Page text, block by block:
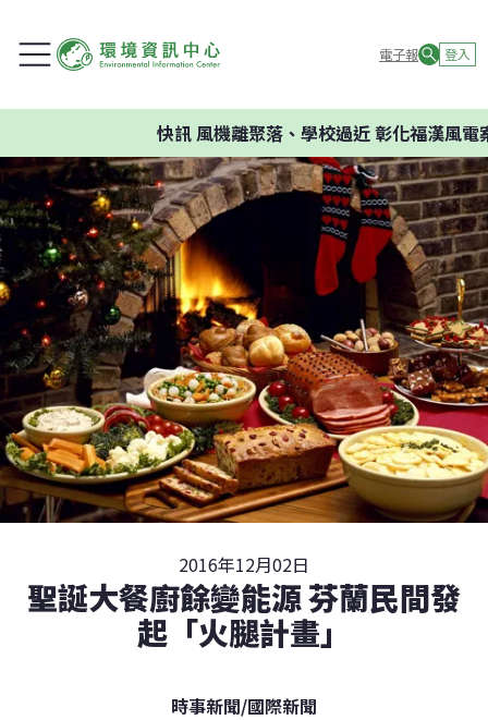
電子報 登入
快訊風機離聚落、學校過近 彰化福漢風電案
2016年12月02日
聖誕大餐廚餘變能源 芬蘭民間發
起「火腿計畫」
時事新聞/國際新聞